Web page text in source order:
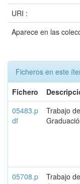
URI :
Aparece en las
Ficheros en este
Fichero
05483.p
df
Trabajo de
05708.p
Trabajo de